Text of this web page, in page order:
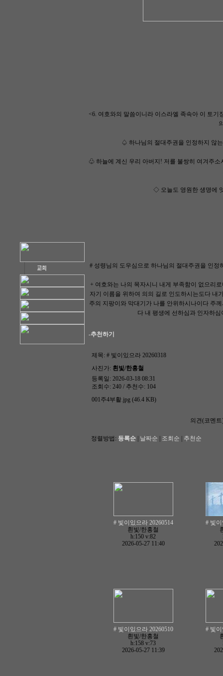
<6. 여호와의 말씀이니라 이스라엘 족속아 이 토
♤ 하나님의 절대주권을 인정하지 않
♧ 하늘에 계신 우리 아버지! 저를 불쌍히 여겨주
◇ 오늘도 영원한 생명에
# 성령님의 도우심으로 하나님의 절대주권을 인
+ 여호와는 나의 목자시니 내게 부족함이 없으리
자기 이름을 위하여 의의 길로 인도하시는도다 내
주의 지팡이와 막대기가 나를 안위하시나이다 주
다 내 평생에 선하심과 인자하
-추천하기
제목: # 빛이있으라 20260318
사진가: 흰빛/한홍철
등록일: 2026-03-18 08:31
조회수: 240 / 추천수: 104
001주4부활.jpg (46.4 KB)
의견(코멘
정렬방법: 등록순 날짜순 조회순 추천순
# 빛이있으라 20260514
흰빛/한홍철
h:150 v:82
2026-05-27 11:40
# 빛이
# 빛이있으라 20260510
흰빛/한홍철
h:158 v:73
2026-05-27 11:39
# 빛이